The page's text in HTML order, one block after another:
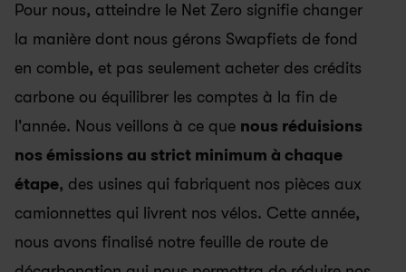
Pour nous, atteindre le Net Zero signifie changer
la manière dont nous gérons Swapfiets de fond
en comble, et pas seulement acheter des crédits
carbone ou équilibrer les comptes à la fin de
l'année. Nous veillons à ce que nous réduisions
nos émissions au strict minimum à chaque
étape, des usines qui fabriquent nos pièces aux
camionnettes qui livrent nos vélos. Cette année,
nous avons finalisé notre feuille de route de